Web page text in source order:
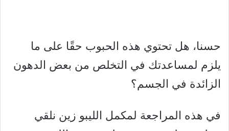
حسنا، هل تحتوي هذه الحبوب حقًا على ما
يلزم لمساعدتك في التخلص من بعض الدهون
الزائدة في الجسم؟
في هذه المراجعة لمكمل الليبو زين نلقي